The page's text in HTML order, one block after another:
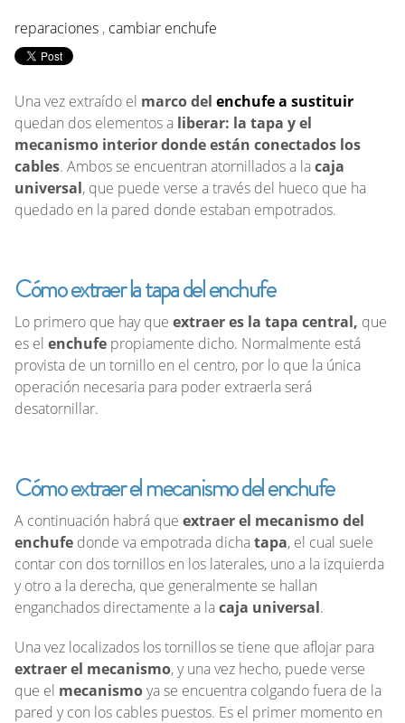
reparaciones , cambiar enchufe
Una vez extraído el marco del enchufe a sustituir
quedan dos elementos a liberar: la tapa y el
mecanismo interior donde están conectados los
cables. Ambos se encuentran atornillados a lacaja
universal, que puede verse a través del hueco que ha
quedado en la pared donde estaban empotrados.
Cómo extraer la tapa del enchufe
Lo primero que hay que extraer es la tapa central, que
es el enchufe propiamente dicho. Normalmente está
provista de un tornillo en el centro, por lo que la única
operación necesaria para poder extraerla será
desatornillar.
Cómo extraer el mecanismo del enchufe
A continuación habrá que extraer el mecanismo del
enchufe donde va empotrada dichatapa, el cual suele
contar con dos tornillos en los laterales, uno a la izquierda
y otro a la derecha, que generalmente se hallan
enganchados directamente a lacaja universal.
Una vez localizados los tornillos se tiene que aflojar para
extraer el mecanismo, y una vez hecho, puede verse
que el mecanismoya se encuentra colgando fuera de la
pared y con los cables puestos. Es el primer momento en